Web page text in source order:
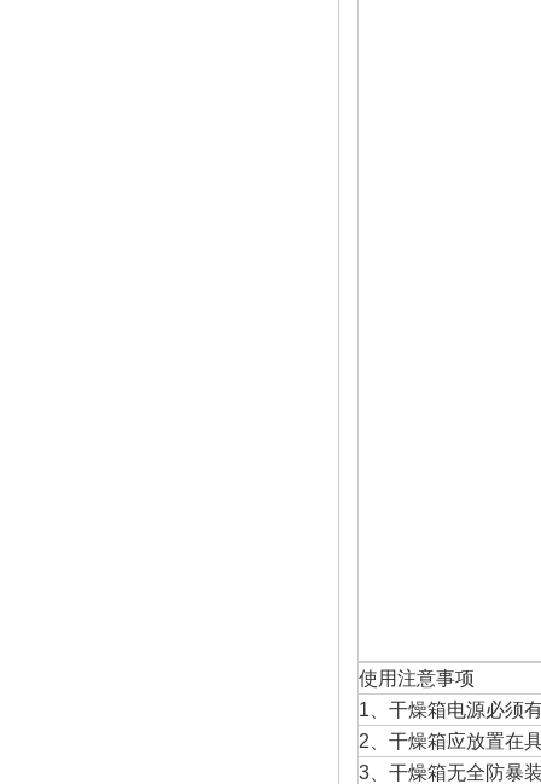
使用注意事项
1、干燥箱电源必须
2、干燥箱应放置在
3、干燥箱无全防暴